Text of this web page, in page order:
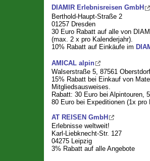
DIAMIR Erlebnisreisen GmbH
Berthold-Haupt-Straße 2
01257 Dresden
30 Euro Rabatt auf alle von
(max. 2 x pro Kalenderjahr).
10% Rabatt auf Einkäufe im
AMICAL alpin
Walserstraße 5, 87561 Oberstdorf
15% Rabatt bei Einkauf von
Mitgliedsausweises.
Rabatt: 30 Euro bei Alpintouren,
80 Euro bei Expeditionen (1x pro
AT REISEN GmbH
Erlebnisse weltweit!
Karl-Liebknecht-Str. 127
04275 Leipzig
3% Rabatt auf alle Angebote